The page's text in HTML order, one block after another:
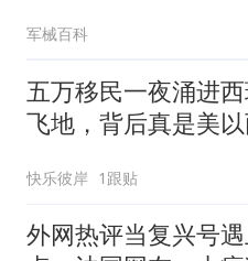
军械百科
五万移民一夜涌进
飞地，背后真是美以
快乐彼岸 1跟贴
外网热评当复兴号